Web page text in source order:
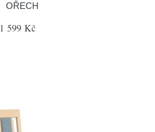
OŘECH
1 599 Kč